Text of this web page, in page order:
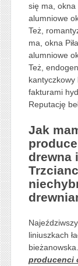
się ma, okna
alumniowe
Też,
ma, okna
alumniowe
Też,
fakturami
Reputację
Jak
drewna
liniuszkach
producenci